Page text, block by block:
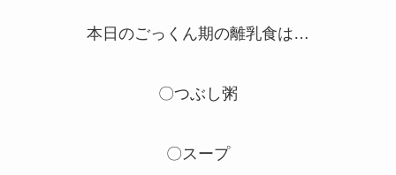
本日のごっくん期の離乳食は…
〇つぶし粥
〇スープ